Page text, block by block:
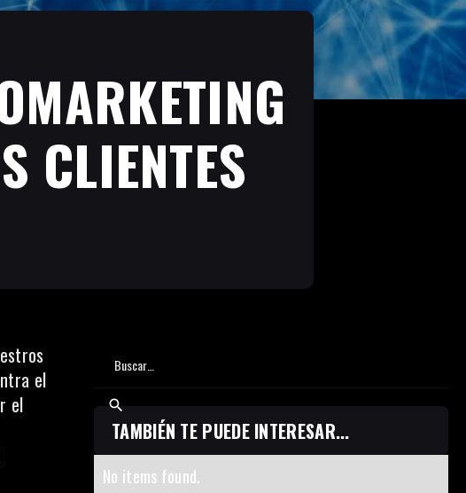
CLIENTES
el
el
TAMBIÉN TE PUEDE INTERESAR...
No items found.